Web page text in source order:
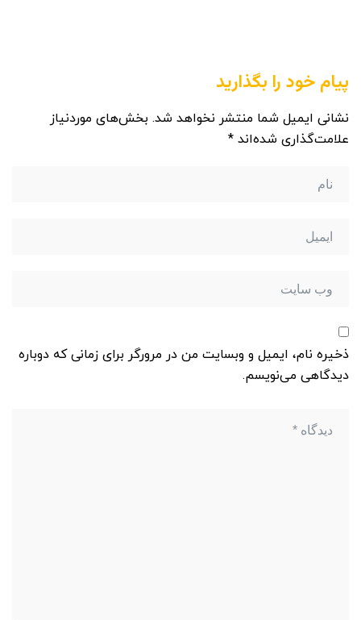
پیام خود را بگذارید
نشانی ایمیل شما منتشر نخواهد شد. بخش‌های موردنیاز
علامت‌گذاری شده‌اند *
ذخیره نام، ایمیل و وبسایت من در مرورگر برای زمانی که دوباره
دیدگاهی می‌نویسم.